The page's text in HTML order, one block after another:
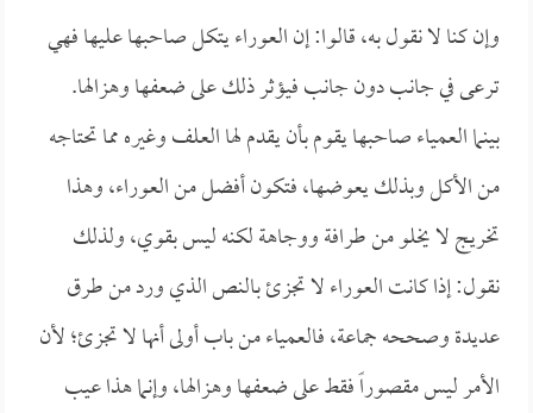
وإن كنا لا نقول به، قالوا: إن العوراء يتكل صاحبها عليها فهي
ترعى في جانب دون جانب فيؤثر ذلك على ضعفها وهزالها.
بينما العمياء صاحبها يقوم بأن يقدم لها العلف وغيره مما تحتاجه
من الأكل وبذلك يعوضها، فتكون أفضل من العوراء، وهذا
تخريج لا يخلو من طرافة ووجاهة لكنه ليس بقوي، ولذلك
نقول: إذا كانت العوراء لا تجزئ بالنص الذي ورد من طرق
عديدة وصححه جماعة، فالعمياء من باب أولى أنها لا تجزئ؛ لأن
الأمر ليس مقصوراً فقط على ضعفها وهزالها، وإنما هذا عيب